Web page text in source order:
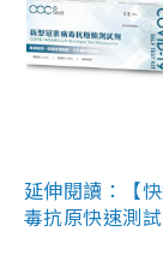
延伸閱讀：【
毒抗原快速測